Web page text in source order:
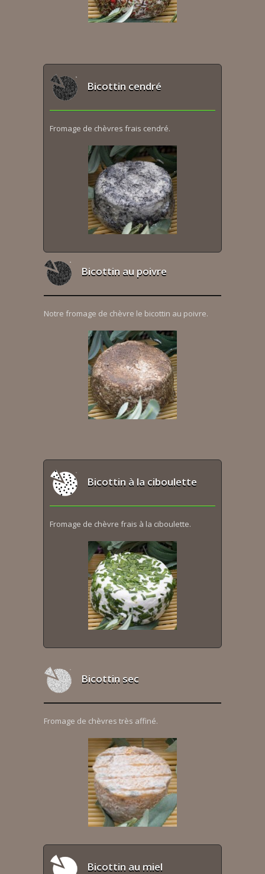
Bicottin cendré
Fromage de chèvres frais cendré.
Bicottin au poivre
Notre fromage de chèvre le bicottin au poivre.
Bicottin à la ciboulette
Fromage de chèvre frais à la ciboulette.
Bicottin sec
Fromage de chèvres très affiné.
Bicottin au miel